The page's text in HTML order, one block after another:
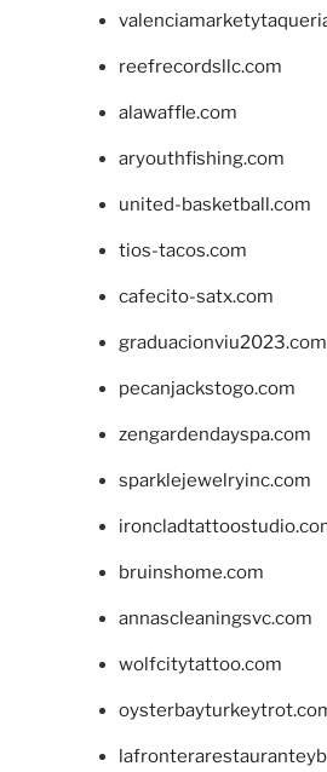
reefrecordsllc.com
alawaffle.com
aryouthfishing.com
united-basketball.com
tios-tacos.com
cafecito-satx.com
graduacionviu2023.com
pecanjackstogo.com
zengardendayspa.com
sparklejewelryinc.com
bruinshome.com
annascleaningsvc.com
wolfcitytattoo.com